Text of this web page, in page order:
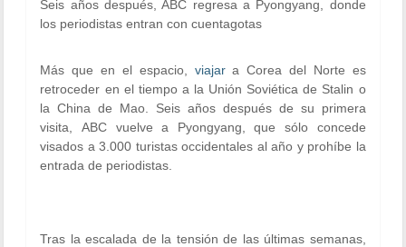
Seis años después, ABC regresa a Pyongyang, donde
los periodistas entran con cuentagotas
Más que en el espacio, viajara Corea del Norte es
retroceder en el tiempo a la Unión Soviética de Stalin o
la China de Mao. Seis años después de su primera
visita, ABC vuelve a Pyongyang, que sólo concede
visados a 3.000 turistas occidentales al año y prohíbe la
entrada de periodistas.
Tras la escalada de la tensión de las últimas semanas,